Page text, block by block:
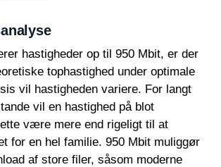
hastigheder op til 950 Mbit, er der
tophastighed under optimale
vil hastigheden variere. For langt
vil en hastighed på blot
være mere end rigeligt til at
for en hel familie. 950 Mbit muliggør
af store filer, såsom moderne